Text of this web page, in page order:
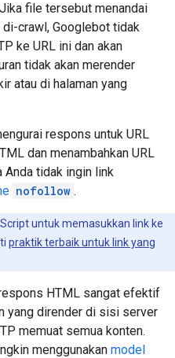
file tersebut menandai
crawl, Googlebot tidak
ke URL ini dan akan
tidak akan merender
atau di halaman yang
respons untuk URL
dan menambahkan URL
Anda tidak ingin link
nofollow .
untuk memasukkan link ke
praktik terbaik untuk link yang
HTML sangat efektif
yang dirender di sisi server
memuat semua konten.
menggunakan model